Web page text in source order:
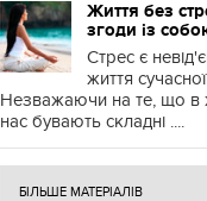
Життя без
згоди із
Стрес є
життя
Незважаючи на те, що в
нас бувають складні ....
БІЛЬШЕ МАТЕРІАЛІВ